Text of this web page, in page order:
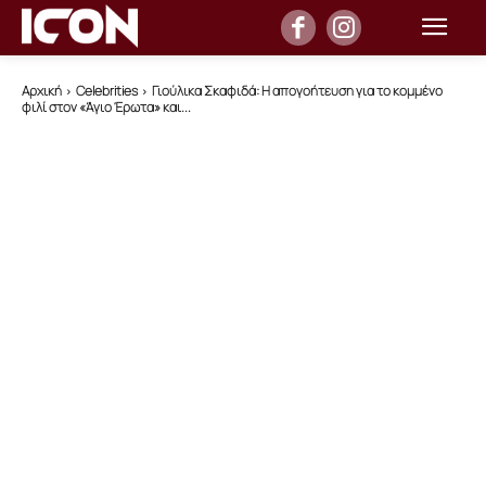
Αρχική Celebrities
Γιούλικα Σκαφιδά: Η απογοήτευση για το κομμένο
φιλί στον «Άγιο Έρωτα» και...